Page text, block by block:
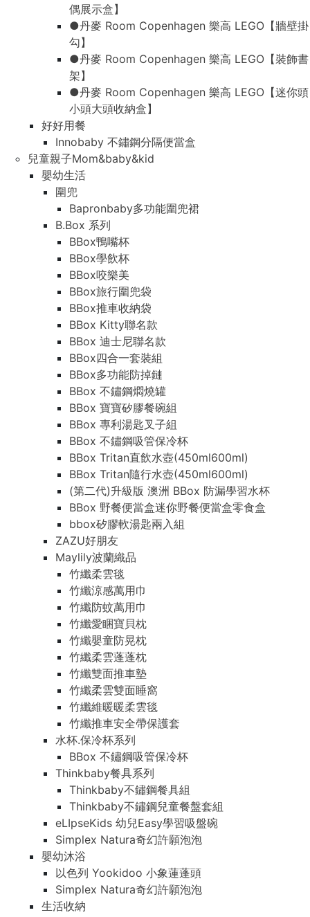
偶展示盒】
●丹麥 Room Copenhagen 樂高 LEGO【牆壁掛
勾】
●丹麥 Room Copenhagen 樂高 LEGO【裝飾書
架】
●丹麥 Room Copenhagen 樂高 LEGO【迷你頭
小頭大頭收納盒】
好好用餐
Innobaby 不鏽鋼分隔便當盒
兒童親子Mom&baby&kid
嬰幼生活
圍兜
Bapronbaby多功能圍兜裙
B.Box 系列
BBox鴨嘴杯
BBox學飲杯
BBox咬樂美
BBox旅行圍兜袋
BBox推車收納袋
BBox Kitty聯名款
BBox 迪士尼聯名款
BBox四合一套裝組
BBox多功能防掉鏈
BBox 不鏽鋼燜燒罐
BBox 寶寶矽膠餐碗組
BBox 專利湯匙叉子組
BBox 不鏽鋼吸管保冷杯
BBox Tritan直飲水壺(450ml600ml)
BBox Tritan隨行水壺(450ml600ml)
(第二代)升級版 澳洲 BBox 防漏學習水杯
BBox 野餐便當盒迷你野餐便當盒零食盒
bbox矽膠軟湯匙兩入組
ZAZU好朋友
Maylily波蘭織品
竹纖柔雲毯
竹纖涼感萬用巾
竹纖防蚊萬用巾
竹纖愛睏寶貝枕
竹纖嬰童防晃枕
竹纖柔雲蓬蓬枕
竹纖雙面推車墊
竹纖柔雲雙面睡窩
竹纖維暖暖柔雲毯
竹纖推車安全帶保護套
水杯.保冷杯系列
BBox 不鏽鋼吸管保冷杯
Thinkbaby餐具系列
Thinkbaby不鏽鋼餐具組
Thinkbaby不鏽鋼兒童餐盤套組
eLIpseKids 幼兒Easy學習吸盤碗
Simplex Natura奇幻許願泡泡
嬰幼沐浴
以色列 Yookidoo 小象蓮蓬頭
Simplex Natura奇幻許願泡泡
生活收納